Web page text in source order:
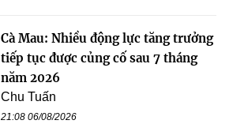
Cà Mau: Nhiều động lực tăng trưởng
tiếp tục được củng cố sau 7 tháng
năm 2026
Chu Tuấn
21:08 06/08/2026